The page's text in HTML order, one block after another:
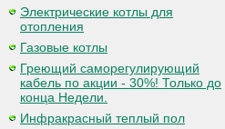
Электрические котлы для
отопления
Газовые котлы
Греющий саморегулирующий
кабель по акции - 30%! Только до
конца Недели.
Инфракрасный теплый пол